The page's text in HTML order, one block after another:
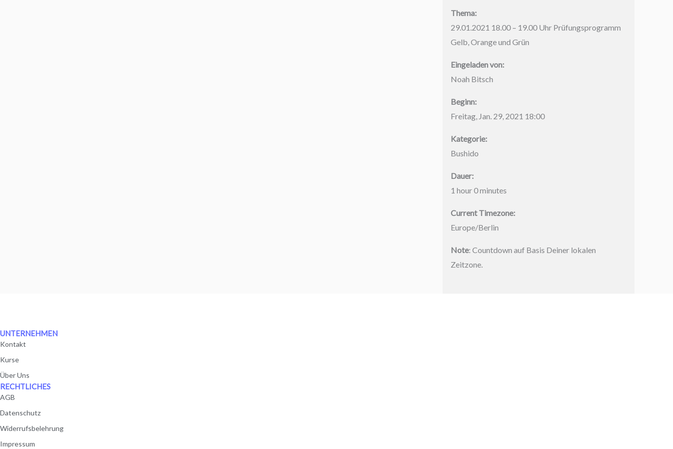
Thema:
29.01.2021 18.00 – 19.00 Uhr Prüfungsprogramm
Gelb, Orange und Grün
Eingeladen von:
Noah Bitsch
Beginn:
Freitag, Jan. 29, 2021 18:00
Kategorie:
Bushido
Dauer:
1 hour 0 minutes
Current Timezone:
Europe/Berlin
Note: Countdown auf Basis Deiner lokalen
Zeitzone.
UNTERNEHMEN
Kontakt
Kurse
Über Uns
RECHTLICHES
AGB
Datenschutz
Widerrufsbelehrung
Impressum